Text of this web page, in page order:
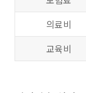
의료비
교육비